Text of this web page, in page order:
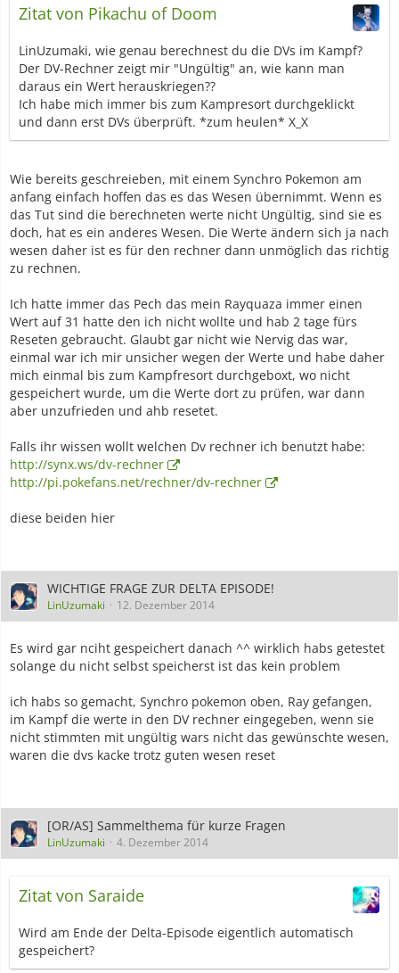
Zitat von Pikachu of Doom
LinUzumaki, wie genau berechnest du die DVs im Kampf?
Der DV-Rechner zeigt mir "Ungültig" an, wie kann man
daraus ein Wert herauskriegen??
Ich habe mich immer bis zum Kampresort durchgeklickt
und dann erst DVs überprüft. *zum heulen* X_X
Wie bereits geschreieben, mit einem Synchro Pokemon am
anfang einfach hoffen das es das Wesen übernimmt. Wenn es
das Tut sind die berechneten werte nicht Ungültig, sind sie es
doch, hat es ein anderes Wesen. Die Werte ändern sich ja nach
wesen daher ist es für den rechner dann unmöglich das richtig
zu rechnen.
Ich hatte immer das Pech das mein Rayquaza immer einen
Wert auf 31 hatte den ich nicht wollte und hab 2 tage fürs
Reseten gebraucht. Glaubt gar nicht wie Nervig das war,
einmal war ich mir unsicher wegen der Werte und habe daher
mich einmal bis zum Kampfresort durchgeboxt, wo nicht
gespeichert wurde, um die Werte dort zu prüfen, war dann
aber unzufrieden und ahb resetet.
Falls ihr wissen wollt welchen Dv rechner ich benutzt habe:
http://synx.ws/dv-rechner
http://pi.pokefans.net/rechner/dv-rechner
diese beiden hier
WICHTIGE FRAGE ZUR DELTA EPISODE!
LinUzumaki 12. Dezember 2014
Es wird gar nciht gespeichert danach ^^ wirklich habs getestet
solange du nicht selbst speicherst ist das kein problem
ich habs so gemacht, Synchro pokemon oben, Ray gefangen,
im Kampf die werte in den DV rechner eingegeben, wenn sie
nicht stimmten mit ungültig wars nicht das gewünschte wesen,
waren die dvs kacke trotz guten wesen reset
[OR/AS] Sammelthema für kurze Fragen
LinUzumaki 4. Dezember 2014
Zitat von Saraide
Wird am Ende der Delta-Episode eigentlich automatisch
gespeichert?